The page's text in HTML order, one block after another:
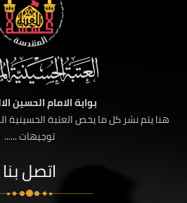
بوابة الامام الحسين
هنا يتم نشر كل ما يخص العتبة الحسينية
توجيهات ......
اتصل بنا